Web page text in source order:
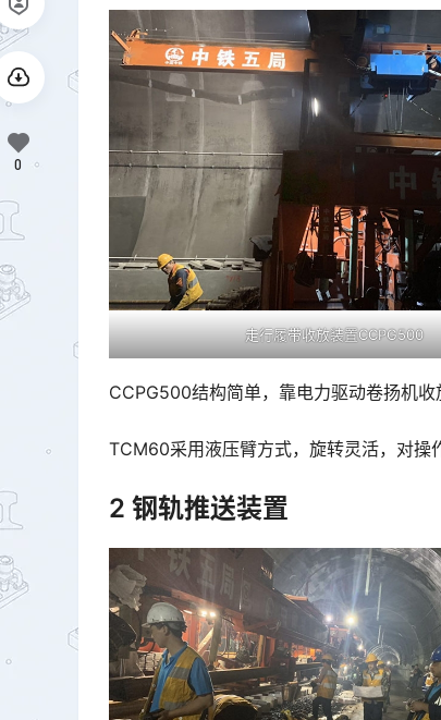
走行履带收放装置CCPG500
CCPG500结构简单，靠电力驱动卷扬机收
TCM60采用液压臂方式，旋转灵活，对操
2 钢轨推送装置
0